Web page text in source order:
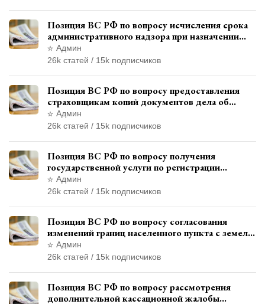
Позиция ВС РФ по вопросу исчисления срока
административного надзора при назначении
дополнительного наказания, отличного от
ограничения свободы
Админ
26k статей / 15k подписчиков
Позиция ВС РФ по вопросу предоставления
страховщикам копий документов дела об
административном правонарушении для
автотехнической экспертизы
Админ
26k статей / 15k подписчиков
Позиция ВС РФ по вопросу получения
государственной услуги по регистрации
транспортного средства через представителя
Админ
26k статей / 15k подписчиков
Позиция ВС РФ по вопросу согласования
изменений границ населенного пункта с земель
лесного фонда
Админ
26k статей / 15k подписчиков
Позиция ВС РФ по вопросу рассмотрения
дополнительной кассационной жалобы